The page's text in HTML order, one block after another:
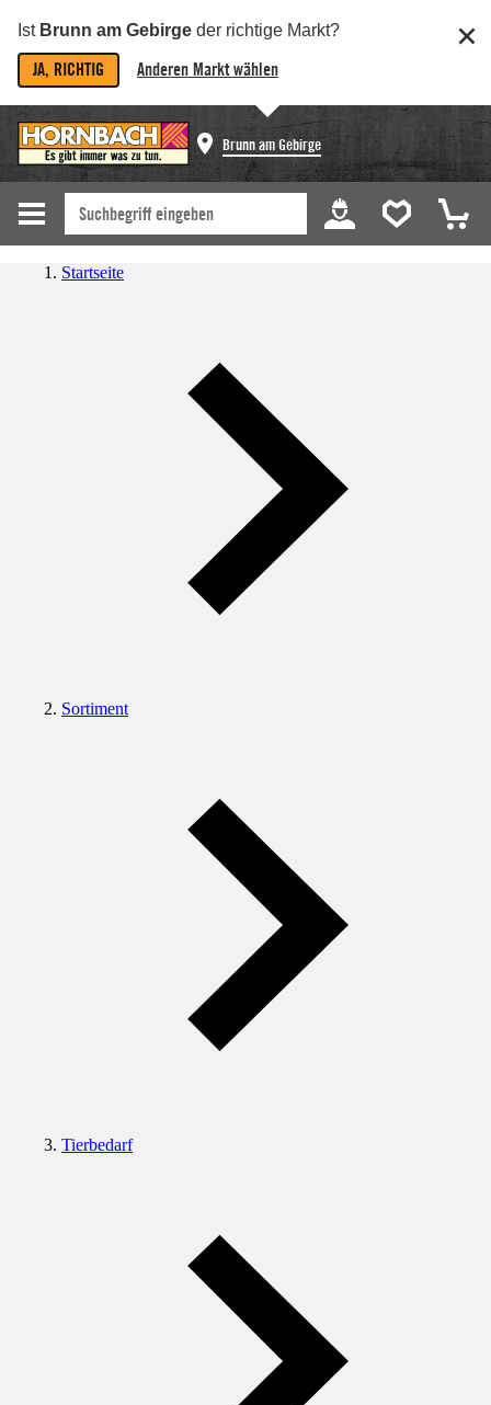
Ist Brunn am Gebirge der richtige Markt?
JA, RICHTIG Anderen Markt wählen
Brunn am Gebirge
Startseite
Sortiment
Tierbedarf